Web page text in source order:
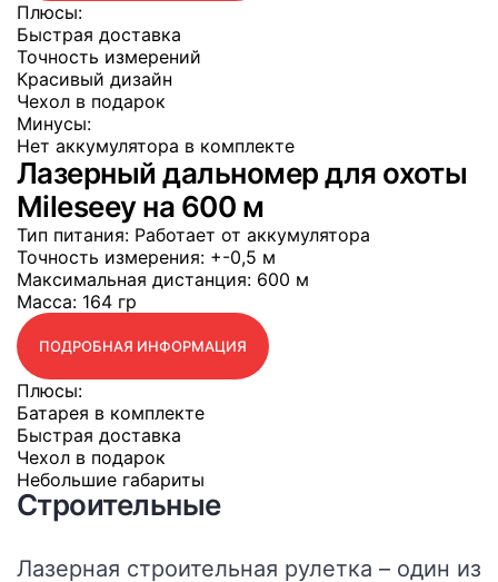
Плюсы:
Быстрая доставка
Точность измерений
Красивый дизайн
Чехол в подарок
Минусы:
Нет аккумулятора в комплекте
Лазерный дальномер для охоты
Mileseey на 600 м
Тип питания: Работает от аккумулятора
Точность измерения: +-0,5 м
Максимальная дистанция: 600 м
Масса: 164 гр
ПОДРОБНАЯ ИНФОРМАЦИЯ
Плюсы:
Батарея в комплекте
Быстрая доставка
Чехол в подарок
Небольшие габариты
Строительные
Лазерная строительная рулетка – один из